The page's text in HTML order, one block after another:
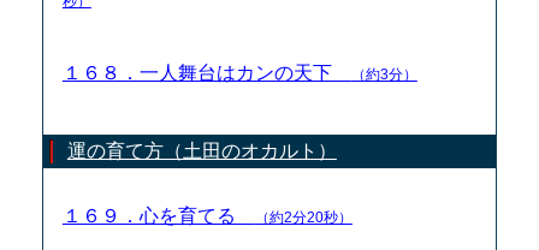
１６８．一人舞台はカンの天下 （約3分）
運の育て方（土田のオカルト）
１６９．心を育てる （約2分20秒）